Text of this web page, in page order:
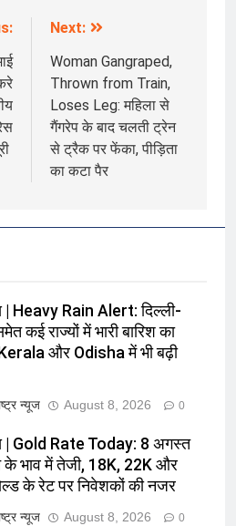
Next:
Woman Gangraped,
Thrown from Train,
Loses Leg: महिला से
गैंगरेप के बाद चलती ट्रेन
से ट्रैक पर फेंका, पीड़िता
का कटा पैर
| Heavy Rain Alert: दिल्ली-
कई राज्यों में भारी बारिश का
और Odisha में भी बढ़ी
न्यूज August 8, 2026 0
| Gold Rate Today: 8 अगस्त
के भाव में तेजी, 18K, 22K और
के रेट पर निवेशकों की नजर
न्यूज August 8, 2026 0